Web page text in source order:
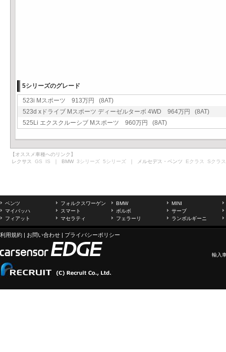
5シリーズのグレード
523i Mスポーツ 913万円 (8AT)
523d xドライブ Mスポーツ ディーゼルターボ 4WD 964万円 (8AT)
525Li エクスクルーシブ Mスポーツ 960万円 (8AT)
【オススメ車種へのリンク】
レクサス GS IS ｜ BMW 3シリーズ 5シリーズ ｜ メルセデス・ベンツ Eクラス Sクラス
ベンツ フォルクスワーゲン BMW
MINI
マイバッハ
スマート ボルボ
サーブ
フィアット
マセラティ フェラーリ ランボルギーニ
利用規約 | お問い合わせ | プライバシーポリシー
輸入